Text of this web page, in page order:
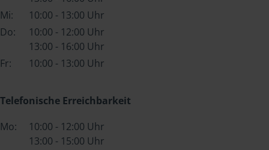
Mi:
10:00 - 13:00 Uhr
Do:
10:00 - 12:00 Uhr
13:00 - 16:00 Uhr
Fr:
10:00 - 13:00 Uhr
Telefonische Erreichbarkeit
Mo:
10:00 - 12:00 Uhr
13:00 - 15:00 Uhr